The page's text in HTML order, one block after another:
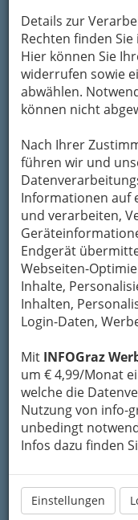
Details zur
Rechten finden
Hier können Sie
widerrufen sowie
abwählen.
können nicht
Nach Ihrer
führen wir und
Informationen auf
und verarbeiten,
Endgerät
Webseiten-
Inhalte,
Inhalten,
Login-Daten,
Mit INFOGraz
um € 4,99/Monat
welche die
Nutzung von info-
unbedingt
Infos dazu finden
Einstellungen
Um die Info-
bewahren,
Übermittlung
Formular. Ihre
Absenden
Mein Name
Meine Email
Mein Betreff